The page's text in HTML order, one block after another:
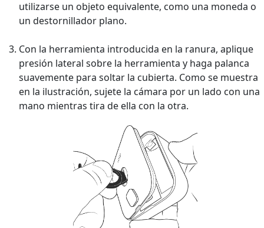
utilizarse un objeto equivalente, como una moneda o
un destornillador plano.
Con la herramienta introducida en la ranura, aplique
presión lateral sobre la herramienta y haga palanca
suavemente para soltar la cubierta. Como se muestra
en la ilustración, sujete la cámara por un lado con una
mano mientras tira de ella con la otra.